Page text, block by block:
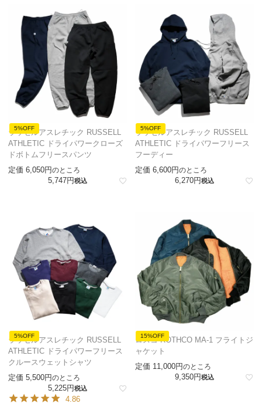
5%OFF
ラッセルアスレチック RUSSELL
ATHLETIC ドライパワークローズ
ドボトムフリースパンツ
定価 6,050 のところ
5,747 税込
5%OFF
ラッセルアスレチック RUSSELL
ATHLETIC ドライパワーフリース
フーディー
定価 6,600 のところ
6,270 税込
5%OFF
ラッセルアスレチック RUSSELL
ATHLETIC ドライパワーフリース
クルースウェットシャツ
定価 5,500 のところ
5,225 税込
4.86
15%OFF
ロスコ ROTHCO MA-1 フライトジ
ャケット
定価 11,000 のところ
9,350 税込